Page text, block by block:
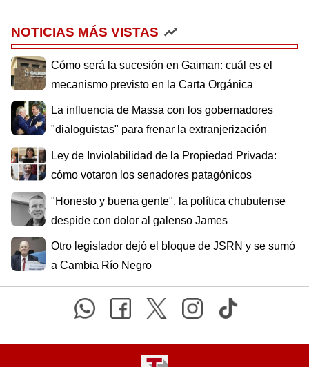
NOTICIAS MÁS VISTAS
Cómo será la sucesión en Gaiman: cuál es el
mecanismo previsto en la Carta Orgánica
La influencia de Massa con los gobernadores
"dialoguistas" para frenar la extranjerización
Ley de Inviolabilidad de la Propiedad Privada:
cómo votaron los senadores patagónicos
"Honesto y buena gente", la política chubutense
despide con dolor al galenso James
Otro legislador dejó el bloque de JSRN y se sumó
a Cambia Río Negro